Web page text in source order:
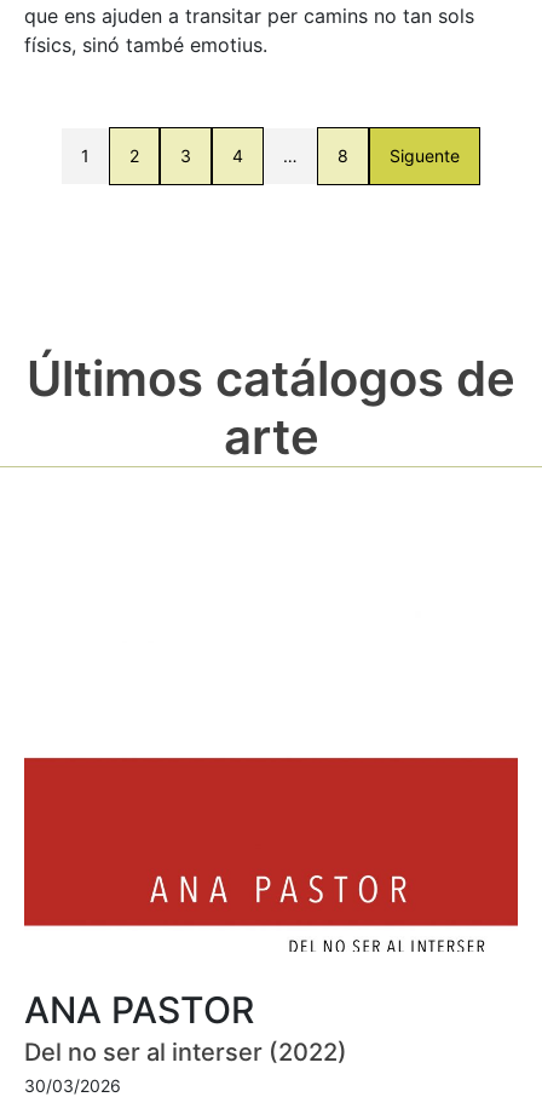
que ens ajuden a transitar per camins no tan sols
físics, sinó també emotius.
1 2 3 4 … 8 Siguente
Últimos catálogos de
arte
ANA PASTOR
Del no ser al interser (2022)
30/03/2026